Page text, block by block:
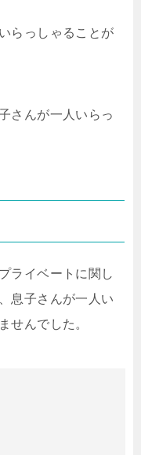
らっしゃることが
さんが一人いらっ
ライベートに関し
息子さんが一人い
せんでした。